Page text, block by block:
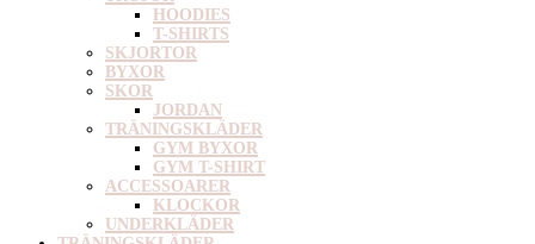
HOODIES
T-SHIRTS
SKJORTOR
BYXOR
SKOR
JORDAN
TRÄNINGSKLÄDER
GYM BYXOR
GYM T-SHIRT
ACCESSOARER
KLOCKOR
UNDERKLÄDER